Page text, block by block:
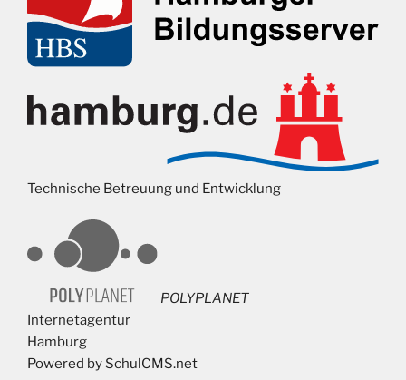
Technische Betreuung und Entwicklung
POLYPLANET
Internetagentur
Hamburg
Powered by SchulCMS.net